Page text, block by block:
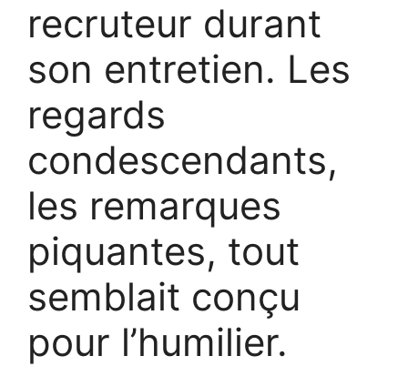
recruteur durant
son entretien. Les
regards
condescendants,
les remarques
piquantes, tout
semblait conçu
pour l’humilier.